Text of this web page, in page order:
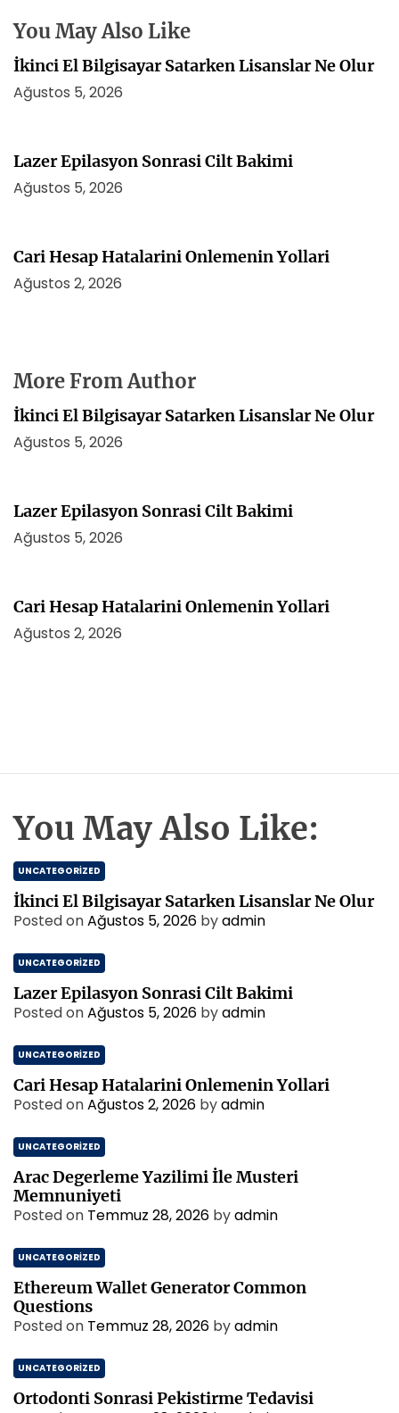
s
i
You May Also Like
İkinci El Bilgisayar Satarken Lisanslar Ne Olur
Ağustos 5, 2026
Lazer Epilasyon Sonrasi Cilt Bakimi
Ağustos 5, 2026
Cari Hesap Hatalarini Onlemenin Yollari
Ağustos 2, 2026
More From Author
İkinci El Bilgisayar Satarken Lisanslar Ne Olur
Ağustos 5, 2026
Lazer Epilasyon Sonrasi Cilt Bakimi
Ağustos 5, 2026
Cari Hesap Hatalarini Onlemenin Yollari
Ağustos 2, 2026
You May Also Like:
UNCATEGORIZED
İkinci El Bilgisayar Satarken Lisanslar Ne Olur
Posted onAğustos 5, 2026 byadmin
UNCATEGORIZED
Lazer Epilasyon Sonrasi Cilt Bakimi
Posted onAğustos 5, 2026 byadmin
UNCATEGORIZED
Cari Hesap Hatalarini Onlemenin Yollari
Posted onAğustos 2, 2026 byadmin
UNCATEGORIZED
Arac Degerleme Yazilimi İle Musteri
Memnuniyeti
Posted on Temmuz 28, 2026 byadmin
UNCATEGORIZED
Ethereum Wallet Generator Common
Questions
Posted on Temmuz 28, 2026 byadmin
UNCATEGORIZED
Ortodonti Sonrasi Pekistirme Tedavisi